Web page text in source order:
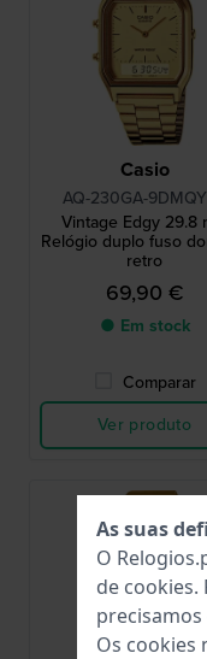
Casio
AQ-230GA-
Vintage Edgy 29.8
Relógio duplo fuso
retro
69,90 €
● Em stock
Comparar
Ver produto
As suas
O
de cookies.
Os cookies